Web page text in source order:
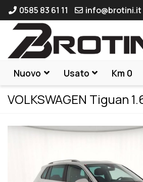
0585 83 61 11 info@brotini.it
Nuovo Usato Km 0
VOLKSWAGEN Tiguan